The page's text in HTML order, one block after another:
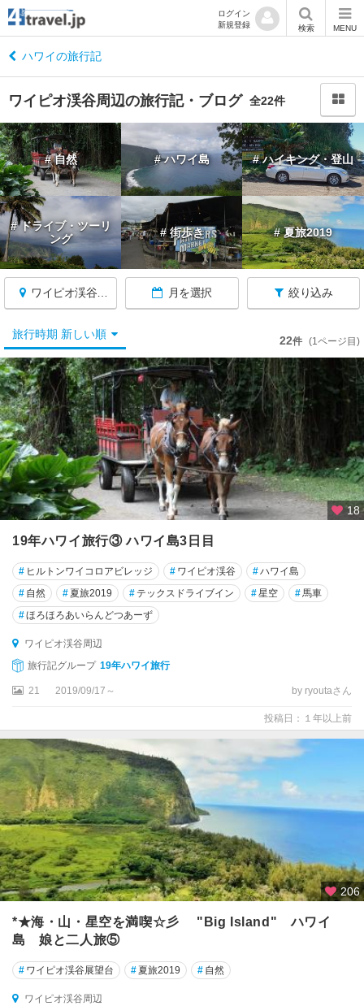
ログイン
新規登録
検索 MENU
ハワイの旅行記
ワイピオ渓谷周辺の旅行記・ブログ 全22件
# 自然 # ハワイ島 # ハイキング・登山
# ドライブ・ツーリ
ング
# 街歩き # 夏旅2019
ワイピオ渓谷周辺 月を選択 絞り込み
ハ
ワ
イ
へ
戻
る
★
ノ
ル
ル
オ
ア
フ
島
カ
ウ
ア
イ
島
カ
ラ
ウ
パ
パ
望
台
ダ
イ
ヤ
モ
ン
ド
・
ヘ
ッ
辺
ナ
・
旅行時期 新しい順 22件 (1ページ目)
18
19年ハワイ旅行③ ハワイ島3日目
# ヒルトンワイコロアビレッジ # ワイピオ渓谷 #ハワイ島
# 自然 #夏旅2019 # テックスドライブイン #星空 #馬車
#ほろほろあいらんどつあーず
ワイピオ渓谷周辺
旅行記グループ 19年ハワイ旅行
21 2019/09/17～ by ryoutaさん
投稿日：１年以上前
206
*★海・山・星空を満喫☆彡 "Big Island" ハワイ
島 娘と二人旅⑤
# ワイピオ渓谷展望台 #夏旅2019 # 自然
ワイピオ渓谷周辺